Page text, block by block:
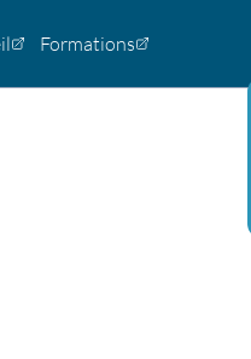
Formations